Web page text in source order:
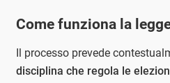
Come funziona la
Il processo prevede
disciplina che regola le